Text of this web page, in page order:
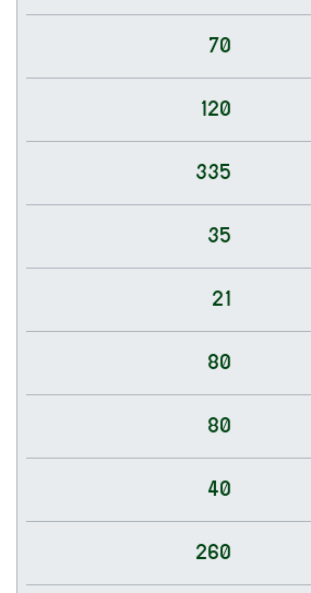
70
120
335
35
21
80
80
40
260